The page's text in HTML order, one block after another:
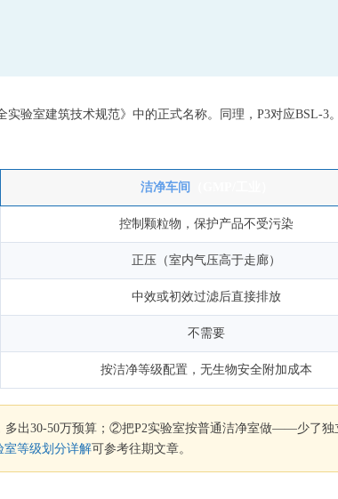
验室建筑技术规范》中的正式名称。同理，P3对应BSL-3。
洁净车间
控制颗粒物，保护产品不受污染
正压（室内气压高于走廊）
中效或初效过滤后直接排放
不需要
按洁净等级配置，无生物安全附加成本
出30-50万预算；②把P2实验室按普通洁净室做——少了独
室等级划分详解可参考往期文章。